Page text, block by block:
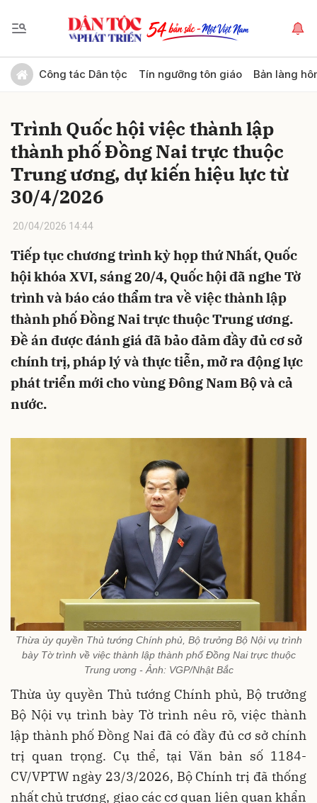
Công tác Dân tộc Tín ngưỡng tôn giáo Bản làng
Trình Quốc hội việc thành lập
thành phố Đồng Nai trực thuộc
Trung ương, dự kiến hiệu lực từ
30/4/2026
20/04/2026 14:44
Tiếp tục chương trình kỳ họp thứ Nhất, Quốc
hội khóa XVI, sáng 20/4, Quốc hội đã nghe Tờ
trình và báo cáo thẩm tra về việc thành lập
thành phố Đồng Nai trực thuộc Trung ương.
Đề án được đánh giá đã bảo đảm đầy đủ cơ sở
chính trị, pháp lý và thực tiễn, mở ra động lực
phát triển mới cho vùng Đông Nam Bộ và cả
nước.
Thừa ủy quyền Thủ tướng Chính phủ, Bộ trưởng Bộ Nội vụ trình
bày Tờ trình về việc thành lập thành phố Đồng Nai trực thuộc
Trung ương - Ảnh: VGP/Nhật Bắc
Thừa ủy quyền Thủ tướng Chính phủ, Bộ trưởng
Bộ Nội vụ trình bày Tờ trình nêu rõ, việc thành
lập thành phố Đồng Nai đã có đầy đủ cơ sở chính
trị quan trọng. Cụ thể, tại Văn bản số 1184-
CV/VPTW ngày 23/3/2026, Bộ Chính trị đã thống
nhất chủ trương, giao các cơ quan liên quan khẩn
Gửi bình luận